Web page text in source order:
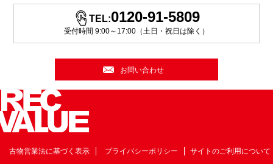
TEL:0120-91-5809
受付時間 9:00～17:00（土日・祝日は除く）
お問い合わせ
古物営業法に基づく表示 プライバシーポリシー サイトのご利用について